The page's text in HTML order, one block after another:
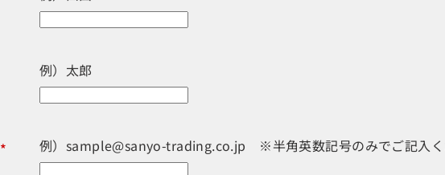
例）太郎
* 例）sample@sanyo-trading.co.jp ※半角英数記号のみでご記入く